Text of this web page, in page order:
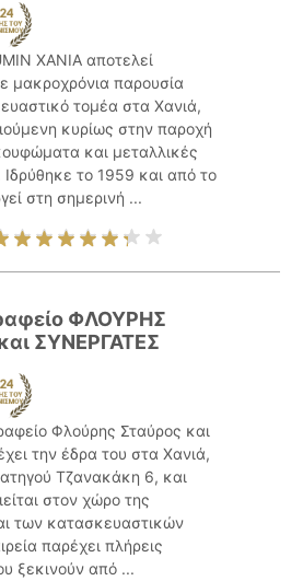
ΧΑΝΙΑ αποτελεί
μακροχρόνια παρουσία
τομέα στα Χανιά,
κυρίως στην παροχή
και μεταλλικές
το 1959 και από το
στη σημερινή ...
ΦΛΟΥΡΗΣ
ΣΥΝΕΡΓΑΤΕΣ
Φλούρης Σταύρος και
την έδρα του στα Χανιά,
Τζανακάκη 6, και
στον χώρο της
των κατασκευαστικών
παρέχει πλήρεις
ξεκινούν από ...